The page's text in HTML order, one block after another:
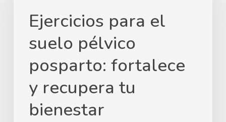
Ejercicios para el
suelo pélvico
posparto: fortalece
y recupera tu
bienestar